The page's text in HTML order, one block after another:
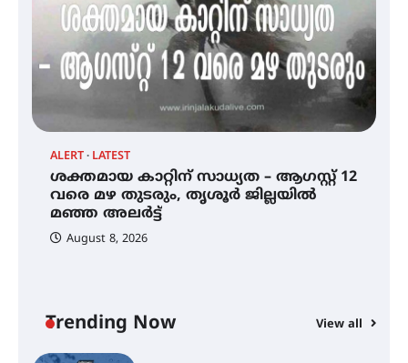
ALERT LATEST
ശക്തമായ കാറ്റിന് സാധ്യത – ആഗസ്റ്റ് 12
വരെ മഴ തുടരും, തൃശൂർ ജില്ലയിൽ
മഞ്ഞ അലർട്ട്
August 8, 2026
Trending Now View all
വെള്ളിയാഴ്ച സ്‌ക്രീൻ ചെയ്യുന്നു
സെന്റ് ജോസഫ്സ് കോളജ്
കോമേഴ്‌സ് അസോസിയേഷന്
തുടക്കമായി
കോമേഴ്സ് എക്സ്പോയുമായി
എസ് എൻ ഹയർ സെക്കൻഡറി
വിദ്യാർത്ഥികൾ